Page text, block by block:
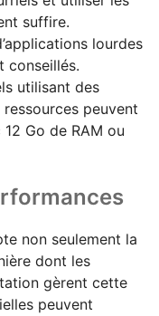
suffire.
lourdes
conseillés.
utilisant des
peuvent
Go de RAM ou
non seulement la
dont les
gèrent cette
peuvent